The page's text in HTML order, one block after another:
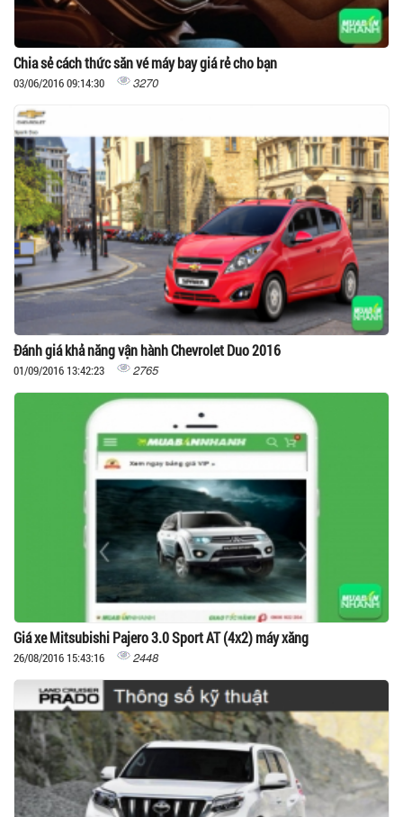
Chia sẻ cách thức săn vé máy bay giá rẻ cho bạn
03/06/2016 09:14:30 3270
Đánh giá khả năng vận hành Chevrolet Duo 2016
01/09/2016 13:42:23 2765
Giá xe Mitsubishi Pajero 3.0 Sport AT (4x2) máy xăng
26/08/2016 15:43:16 2448